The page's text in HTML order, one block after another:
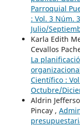
Parroquial
: Vol. 3 Núm.
Julio/
Karla Edith
Cevallos
La
Científico :
Octubre/
Aldrin
Pincay ,